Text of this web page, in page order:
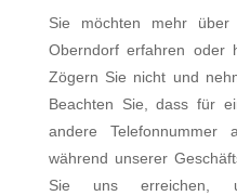
Sie möchten mehr über
Oberndorf erfahren oder
Zögern Sie nicht und
Beachten Sie, dass für
andere Telefonnummer
während unserer
Sie uns erreichen,